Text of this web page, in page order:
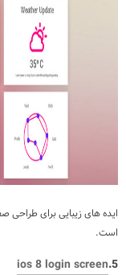
ایده های زیبایی برای طراحی
است.
5.
ios 8 login screen